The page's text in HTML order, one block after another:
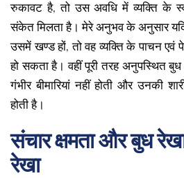
रुकावट है, तो उस अवधि में व्यक्ति के
संकेत मिलता है। मेरे अनुभव के अनुसार
उसमें खण्ड हों, तो वह व्यक्ति के पाचन
हो सकता है। वहीं पूरी तरह अनुपस्थित बुध
गंभीर बीमारियां नहीं होती और उनकी
होती है।
संचार क्षमता और बुध
रेखा